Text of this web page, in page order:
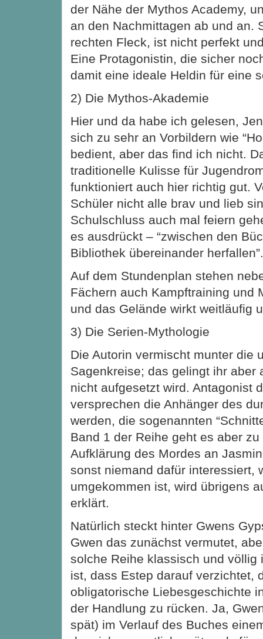
der Nähe der Mythos Academy,
an den Nachmittagen ab und an.
rechten Fleck, ist nicht perfekt
Eine Protagonistin, die sicher
damit eine ideale Heldin für eine
2) Die Mythos-Akademie
Hier und da habe ich gelesen,
sich zu sehr an Vorbildern wie
bedient, aber das find ich nicht.
traditionelle Kulisse für
funktioniert auch hier richtig gut.
Schüler nicht alle brav und lieb
Schulschluss auch mal feiern
es ausdrückt – “zwischen den
Bibliothek übereinander herfallen”.
Auf dem Stundenplan stehen
Fächern auch Kampftraining und
und das Gelände wirkt weitläufig
3) Die Serien-Mythologie
Die Autorin vermischt munter die
Sagenkreise; das gelingt ihr aber
nicht aufgesetzt wird. Antagonist
versprechen die Anhänger des
werden, die sogenannten
Band 1 der Reihe geht es aber
Aufklärung des Mordes an
sonst niemand dafür interessiert,
umgekommen ist, wird übrigens
erklärt.
Natürlich steckt hinter Gwens
Gwen das zunächst vermutet,
solche Reihe klassisch und völlig
ist, dass Estep darauf verzichtet,
obligatorische Liebesgeschichte
der Handlung zu rücken. Ja,
spät) im Verlauf des Buches